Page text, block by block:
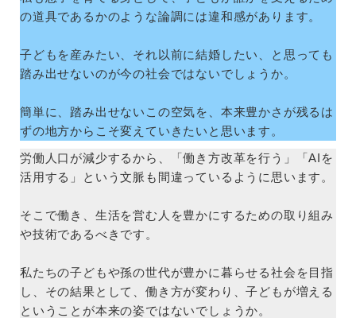
の道具であるかのような論調には違和感があります。
子どもを産みたい、それ以前に結婚したい、と思っても
踏み出せないのが今の社会ではないでしょうか。
簡単に、踏み出せないこの空気を、本来豊かさが残るは
ずの地方からこそ変えていきたいと思います。
労働人口が減少するから、「働き方改革を行う」「AIを
活用する」という文脈も間違っているように思います。
そこで働き、生活を営む人を豊かにするための取り組み
や技術であるべきです。
私たちの子どもや孫の世代が豊かに暮らせる社会を目指
し、その結果として、働き方が変わり、子どもが増える
ということが本来の姿ではないでしょうか。